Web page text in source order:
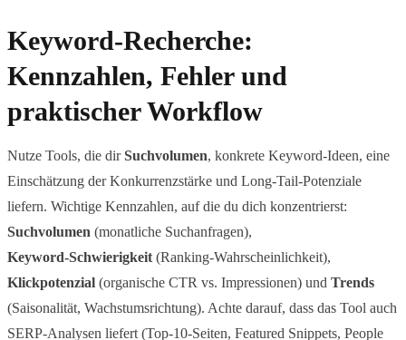
Keyword-Recherche:
Kennzahlen, Fehler und
praktischer Workflow
Nutze Tools, die dirSuchvolumen, konkrete Keyword-Ideen, eine
Einschätzung der Konkurrenzstärke und Long‑Tail-Potenziale
liefern. Wichtige Kennzahlen, auf die du dich konzentrierst:
Suchvolumen (monatliche Suchanfragen),
Keyword‑Schwierigkeit (Ranking‑Wahrscheinlichkeit),
Klickpotenzial (organische CTR vs. Impressionen) und Trends
(Saisonalität, Wachstumsrichtung). Achte darauf, dass das Tool auch
SERP‑Analysen liefert (Top‑10‑Seiten, Featured Snippets, People